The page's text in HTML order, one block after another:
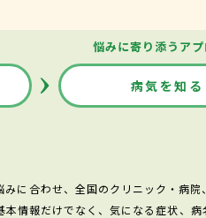
悩みに寄り添うア
病気を知る
に合わせ、全国のクリニック・病
情報だけでなく、気になる症状、